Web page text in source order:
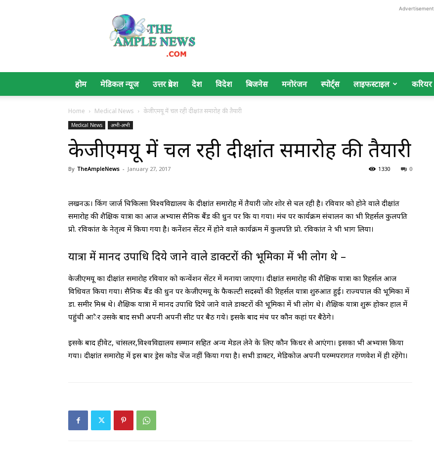
Ample
News
Advertisement
होम मेडिकल न्यूज उत्तर प्रदेश देश विदेश बिजनेस मनोरंजन स्पोर्ट्स लाइफस्टाइल करियर
Home Medical News केजीएमयू में चल रही दीक्षांत समारोह की तैयारी
Medical News अभी-अभी
केजीएमयू में चल रही दीक्षांत समारोह की तैयारी
By TheAmpleNews - January 27, 2017 0
1330
लखनऊ। किंग जार्ज चिकित्सा विश्वविद्यालय के दीक्षांत समारोह में तैयारी जोर शोर से चल रही है। रविवार को होने वाले दीक्षांत
समारोह की शैक्षिक यात्रा का आज अभ्यास सैनिक बैंड की धुन पर कि या गया। मंच पर कार्यक्रम संचालन का भी रिहर्सल कुलपति
प्रो. रविकांत के नेतृत्व में किया गया है। कनेंशन सेंटर में होने वाले कार्यक्रम में कुलपति प्रो. रविकांत ने भी भाग लिया।
यात्रा में मानद उपाधि दिये जाने वाले डाक्टरों की भूमिका में भी लोग थे –
केजीएमयू का दीक्षांत समारोह रविवार को कन्वेंशन सेंटर में मनाया जाएगा। दीक्षांत समारोह की शैक्षिक यात्रा का रिहर्सल आज
विधिवत किया गया। सैनिक बैंड की धुन पर केजीएमयू के फैकल्टी सदस्यों की रिहर्सल यात्रा शुरुआत हुई। राज्यपाल की भूमिका में
डा. समीर मिश्र थे। शैक्षिक यात्रा में मानद उपाधि दिये जाने वाले डाक्टरों की भूमिका में भी लोग थे। शैक्षिक यात्रा शुरू होकर हाल में
पहुंची आैर उसके बाद सभी अपनी अपनी सीट पर बैठ गये। इसके बाद मंच पर कौन कहां पर बैठेगे।
इसके बाद हीवेट, चांसलर,विश्वविद्यालय सम्मान सहित अन्य मेडल लेने के लिए कौन किधर से आएंगा। इसका भी अभ्यास किया
गया। दीक्षांत समारोह में इस बार ड्रेस कोड चेंज नहीं किया गया है। सभी डाक्टर, मेडिकोज अपनी परम्मपरागत गणवेश में ही रहेंगेा।